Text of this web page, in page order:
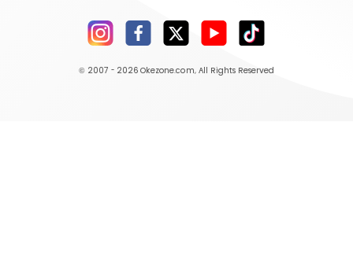
© 2007 - 2026 Okezone.com, All Rights Reserved